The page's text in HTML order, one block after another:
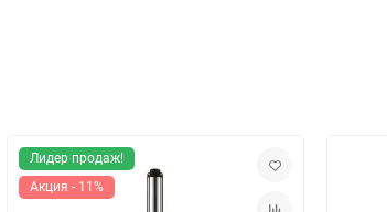
Лидер продаж!
Акция - 11%